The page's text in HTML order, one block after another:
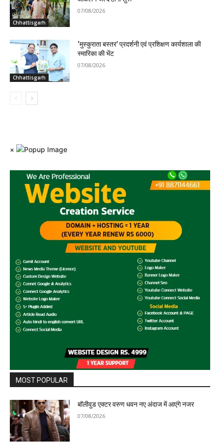
Chhattisgarh
07/08/2026
Chhattisgarh
‘मुस्कुराता बस्तर’ प्रदर्शनी एवं प्रशिक्षण कार्यशाला की
स्मारिका की भेंट
07/08/2026
×
MOST POPULAR
बॉलीवुड एक्टर वरुण धवन नए अंदाज में आएंगे नजर
07/08/2026